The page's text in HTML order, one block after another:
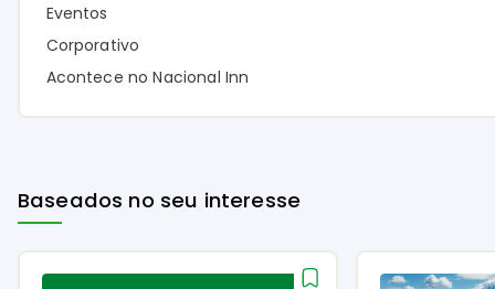
Eventos
Corporativo
Acontece no Nacional Inn
Baseados no seu interesse